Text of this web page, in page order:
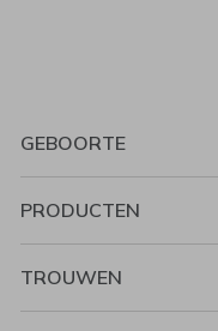
GEBOORTE
PRODUCTEN
TROUWEN